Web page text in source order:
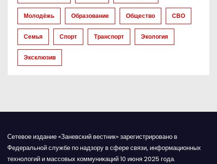
п
и
с
я
Молодёжь Образование Общество СВО
Семья Спорт Транспорт Экология
Эксклюзив
Сетевое издание «Заневский вестник» зарегистрировано в
Федеральной службе по надзору в сфере связи, информационных
технологий и массовых коммуникаций 10 июня 2025 года.